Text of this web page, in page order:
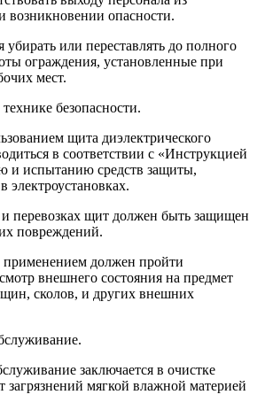
возникновении опасности.
убирать или переставлять до полного
ограждения, установленные при
мест.
безопасности.
щита диэлектрического
в соответствии с «Инструкцией
и испытанию средств защиты,
электроустановках.
перевозках щит должен быть защищен
повреждений.
должен пройти
внешнего состояния на предмет
сколов, и других внешних
заключается в очистке
загрязнений мягкой влажной материей